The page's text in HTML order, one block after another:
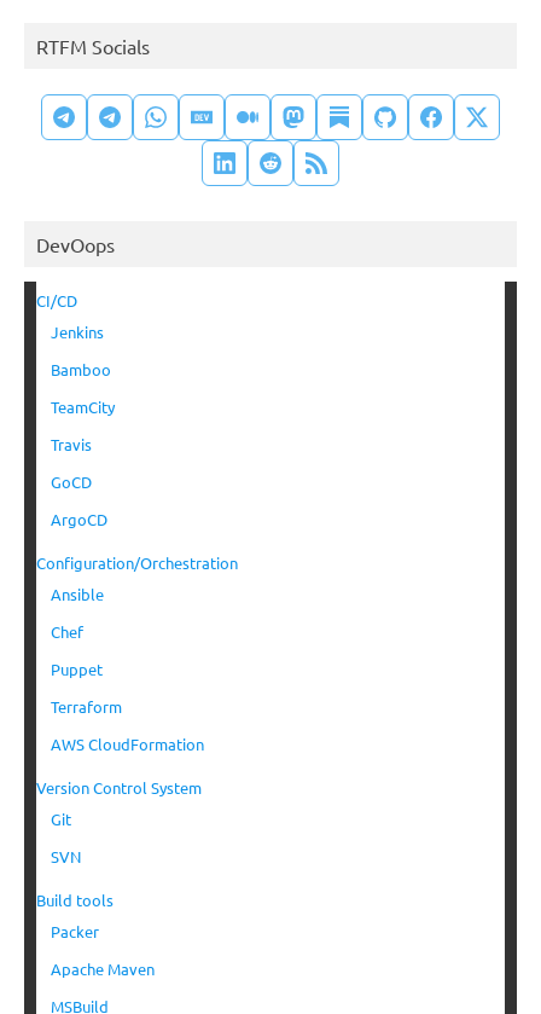
RTFM Socials
DevOops
CI/CD
Jenkins
Bamboo
TeamCity
Travis
GoCD
ArgoCD
Configuration/Orchestration
Ansible
Chef
Puppet
Terraform
AWS CloudFormation
Version Control System
Git
SVN
Build tools
Packer
Apache Maven
MSBuild